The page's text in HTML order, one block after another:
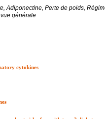
Adiponectine, Perte de poids,
générale
cytokines